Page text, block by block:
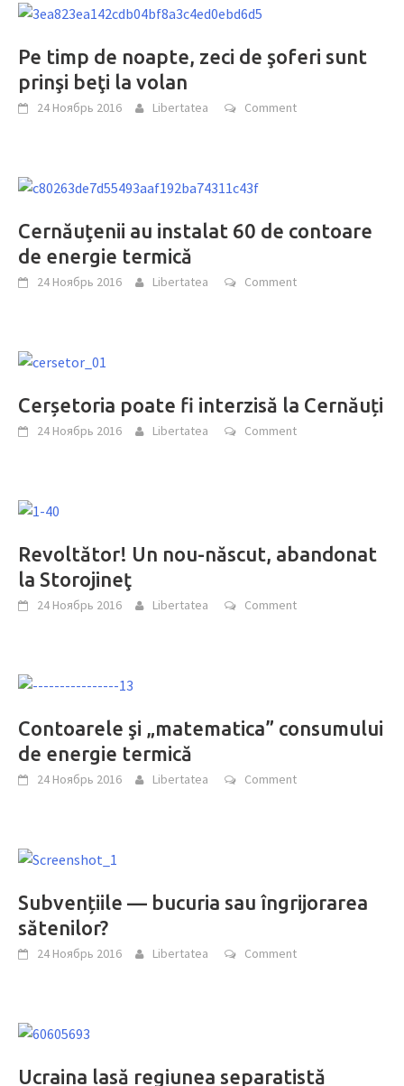
Pe timp de noapte, zeci de şoferi sunt
prinşi beţi la volan
24 Ноябрь 2016 Libertatea Comment
Cernăuţenii au instalat 60 de contoare
de energie termică
24 Ноябрь 2016 Libertatea Comment
Cerșetoria poate fi interzisă la Cernăuți
24 Ноябрь 2016 Libertatea Comment
Revoltător! Un nou-născut, abandonat
la Storojineţ
24 Ноябрь 2016 Libertatea Comment
Contoarele şi „matematica” consumului
de energie termică
24 Ноябрь 2016 Libertatea Comment
Subvențiile — bucuria sau îngrijorarea
sătenilor?
24 Ноябрь 2016 Libertatea Comment
Ucraina lasă regiunea separatistă